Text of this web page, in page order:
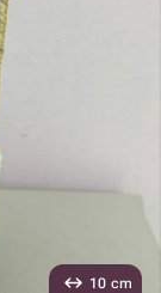
10 cm